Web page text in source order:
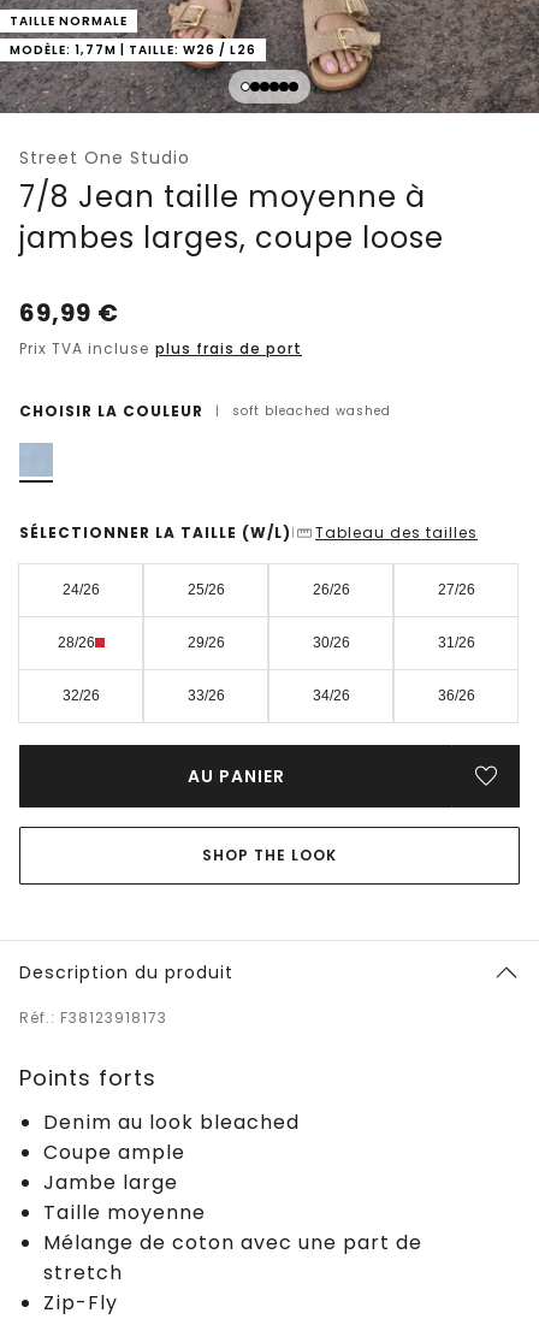
TAILLE NORMALE
MODÈLE: 1,77M | TAILLE: W26 / L26
Street One Studio
7/8 Jean taille moyenne à
jambes larges, coupe loose
69,99 €
Prix TVA incluse plus frais de port
CHOISIR LA COULEUR | soft bleached washed
SÉLECTIONNER LA TAILLE (W/L) | Tableau des tailles
24/26 25/26 26/26 27/26
28/26 29/26 30/26 31/26
32/26 33/26 34/26 36/26
AU PANIER
SHOP THE LOOK
Description du produit
Réf.: F38123918173
Points forts
Denim au look bleached
Coupe ample
Jambe large
Taille moyenne
Mélange de coton avec une part de
stretch
Zip-Fly